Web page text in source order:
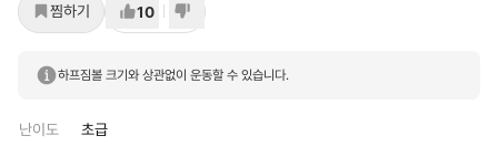
찜하기 10
하프짐볼 크기와 상관없이 운동할 수 있습니다.
난이도
초급